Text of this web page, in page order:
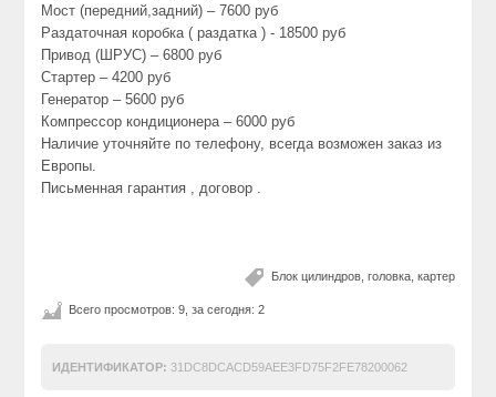
Мост (передний,задний) – 7600 руб
Раздаточная коробка ( раздатка ) - 18500 руб
Привод (ШРУС) – 6800 руб
Стартер – 4200 руб
Генератор – 5600 руб
Компрессор кондиционера – 6000 руб
Наличие уточняйте по телефону, всегда возможен заказ из
Европы.
Письменная гарантия , договор .
Блок цилиндров, головка, картер
Всего просмотров: 9, за сегодня: 2
ИДЕНТИФИКАТОР: 31DC8DCACD59AEE3FD75F2FE78200062